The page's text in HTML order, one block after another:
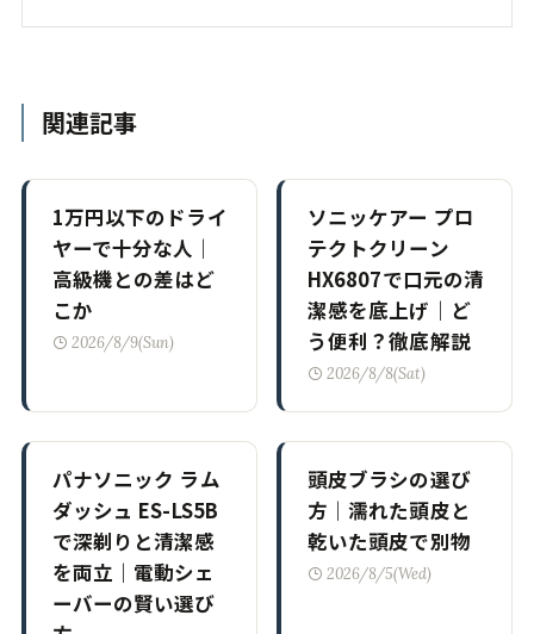
関連記事
1万円以下のドライ
ヤーで十分な人｜
高級機との差はど
こか
2026/8/9(Sun)
ソニッケアー プロ
テクトクリーン
HX6807で口元の清
潔感を底上げ｜ど
う便利？徹底解説
2026/8/8(Sat)
パナソニック ラム
ダッシュ ES-LS5B
で深剃りと清潔感
を両立｜電動シェ
ーバーの賢い選び
頭皮ブラシの選び
方｜濡れた頭皮と
乾いた頭皮で別物
2026/8/5(Wed)